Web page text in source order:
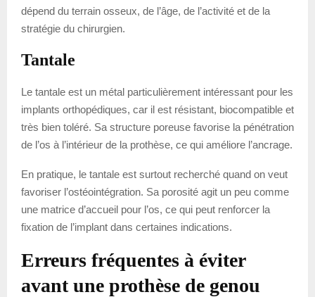
dépend du terrain osseux, de l’âge, de l’activité et de la
stratégie du chirurgien.
Tantale
Le tantale est un métal particulièrement intéressant pour les
implants orthopédiques, car il est résistant, biocompatible et
très bien toléré. Sa structure poreuse favorise la pénétration
de l’os à l’intérieur de la prothèse, ce qui améliore l’ancrage.
En pratique, le tantale est surtout recherché quand on veut
favoriser l’ostéointégration. Sa porosité agit un peu comme
une matrice d’accueil pour l’os, ce qui peut renforcer la
fixation de l’implant dans certaines indications.
Erreurs fréquentes à éviter
avant une prothèse de genou